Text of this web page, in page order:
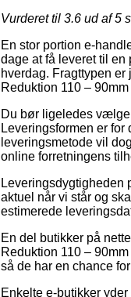
Vurderet til 3.6 ud af 5
En stor portion e-
dage at få leveret til en
hverdag. Fragttypen
Reduktion 110 –
Du bør ligeledes
Leveringsformen er
leveringsmetode vil
online forretningens
aktuel når vi står og
estimerede
En del butikker på
Reduktion 110 –
så de har en chance
Enkelte e-butikker